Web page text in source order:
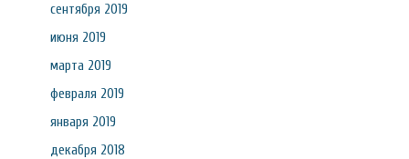
сентября 2019
июня 2019
марта 2019
февраля 2019
января 2019
декабря 2018